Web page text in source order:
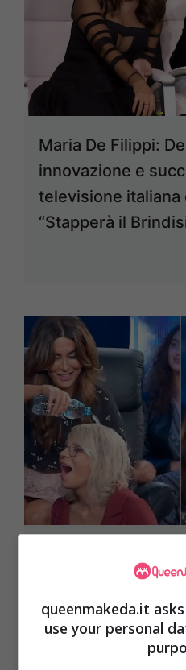
Maria De Filippi:
innovazione e
televisione italiana
“Stapperà il
amicizia unica e il
sta per arrivare!
queenmakeda.it
use your personal